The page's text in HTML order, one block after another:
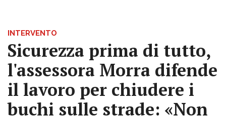
INTERVENTO
Sicurezza prima di tutto,
l'assessora Morra difende
il lavoro per chiudere i
buchi sulle strade: «Non